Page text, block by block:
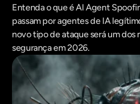
Entenda o que é AI Agent
passam por agentes de IA
novo tipo de ataque será um dos
segurança em 2026.